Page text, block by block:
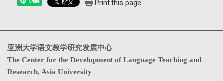
Share Print this page
亚洲大学语文教学研究发展中心
The Center for the Development of Language Teaching and
Research, Asia University